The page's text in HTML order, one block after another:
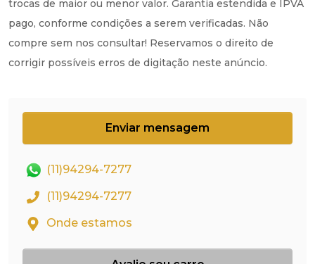
trocas de maior ou menor valor. Garantia estendida e IPVA
pago, conforme condições a serem verificadas. Não
compre sem nos consultar! Reservamos o direito de
corrigir possíveis erros de digitação neste anúncio.
Enviar mensagem
(11)94294-7277
(11)94294-7277
Onde estamos